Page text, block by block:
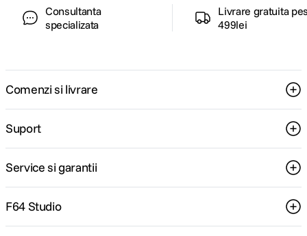
Consultanta
specializata
Livrare gratuita
499lei
Comenzi si livrare
Suport
Service si garantii
F64 Studio